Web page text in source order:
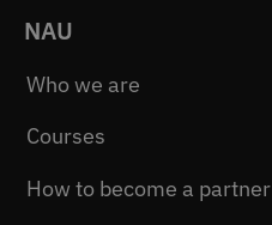
NAU
Who we are
Courses
How to become a partner